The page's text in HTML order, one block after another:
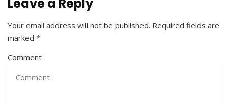
Your email address will not be published. Required fields are
marked *
Comment